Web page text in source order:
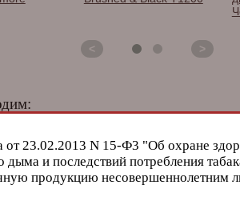
< >
от 23.02.2013 N 15-Ф3 "Об охране
и последствий потребления
продукцию несовершеннолетним